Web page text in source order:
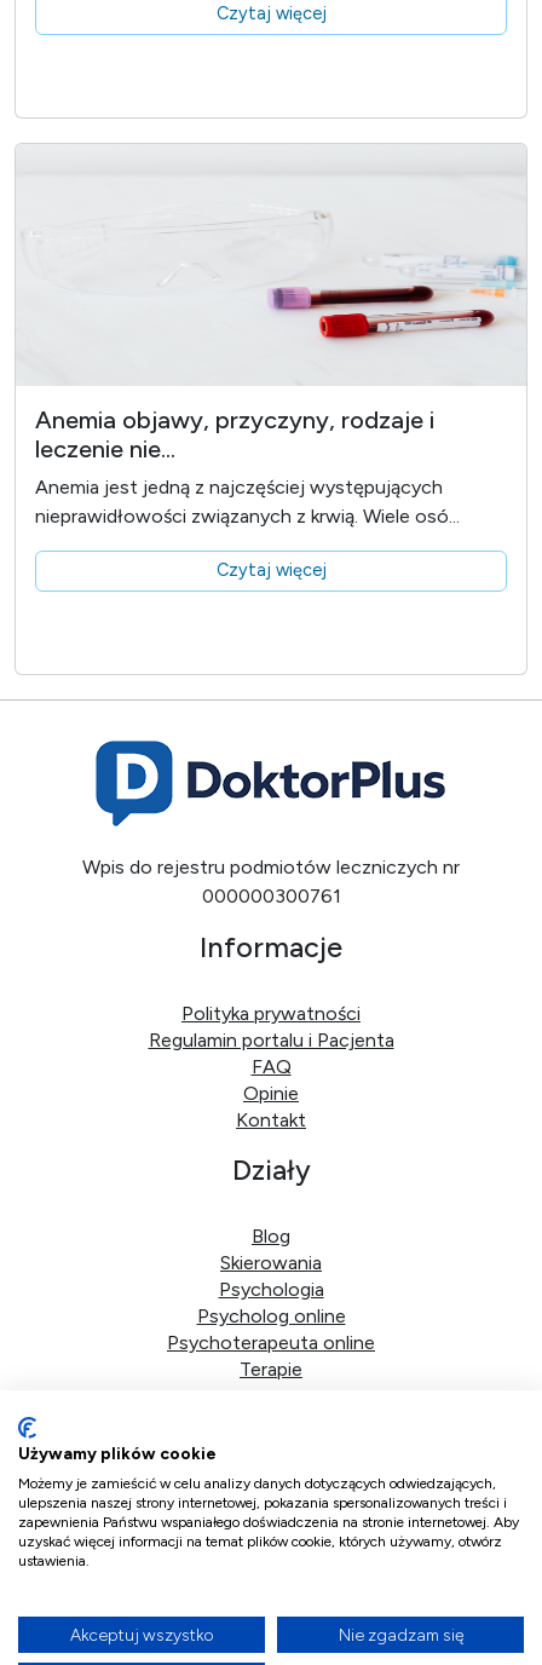
Czytaj więcej
Anemia objawy, przyczyny, rodzaje i
leczenie nie...
Anemia jest jedną z najczęściej występujących
nieprawidłowości związanych z krwią. Wiele osó...
Czytaj więcej
Wpis do rejestru podmiotów leczniczych nr
000000300761
Informacje
Polityka prywatności
Regulamin portalu i Pacjenta
FAQ
Opinie
Kontakt
Działy
Blog
Skierowania
Psychologia
Psycholog online
Psychoterapeuta online
Terapie
DoktorPlus sp. z o.o.
ul. Bolkowska 2d/41
KRS 0001216681
Copyright ©2026. All Rights Reserved by
Używamy plików cookie
Możemy je zamieścić w celu analizy danych dotyczących odwiedzających,
ulepszenia naszej strony internetowej, pokazania spersonalizowanych treści i
zapewnienia Państwu wspaniałego doświadczenia na stronie internetowej. Aby
uzyskać więcej informacji na temat plików cookie, których używamy, otwórz
ustawienia.
Akceptuj wszystko Nie zgadzam się